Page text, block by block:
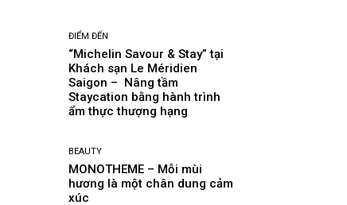
ĐIỂM ĐẾN
“Michelin Savour & Stay” tại
Khách sạn Le Méridien
Saigon – Nâng tầm
Staycation bằng hành trình
ẩm thực thượng hạng
BEAUTY
MONOTHEME – Mỗi mùi
hương là một chân dung cảm
xúc